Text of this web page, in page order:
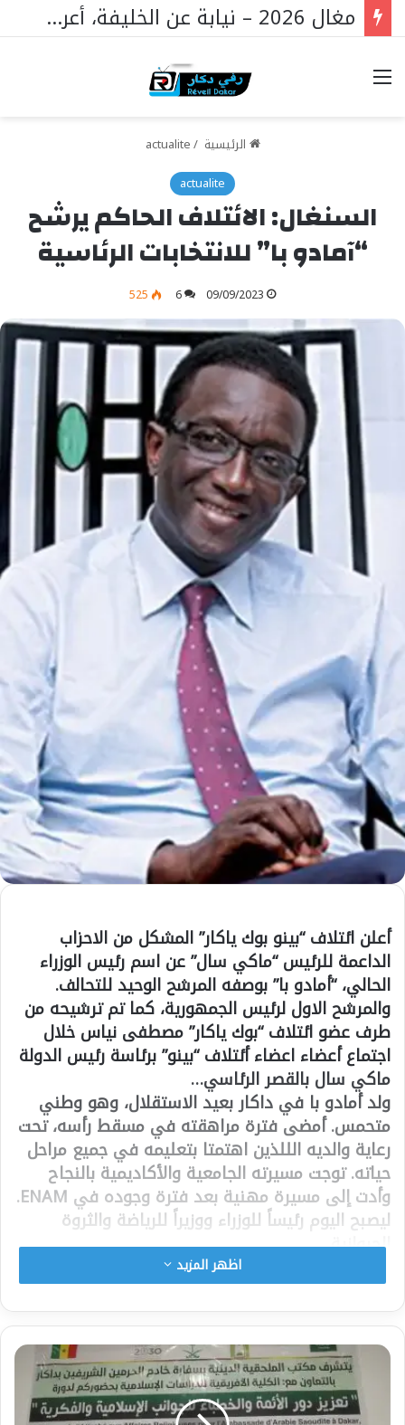
مغال 2026 – نيابة عن الخليفة، أعرب الشيخ باس عن أسفه “للعالم الذي يدمر نفسه بنفسه”، ودعا للأرواح التي فقدت في الحوادث،
خيارات
الرئيسية /
actualite
actualite
السنغال: الائتلاف الحاكم يرشح
“آمادو با” للانتخابات الرئاسية
09/09/2023
6
525
أعلن ائتلاف “بينو بوك ياكار” المشكل من الاحزاب
الداعمة للرئيس “ماكي سال” عن اسم رئيس الوزراء
الحالي، “أمادو با” بوصفه المرشح الوحيد للتحالف.
والمرشح الاول لرئيس الجمهورية، كما تم ترشيحه من
طرف عضو ائتلاف “بوك ياكار” مصطفى نياس خلال
اجتماع أعضاء اعضاء أئتلاف “بينو” برئاسة رئيس الدولة
ماكي سال بالقصر الرئاسي…
ولد أمادو با في داكار بعيد الاستقلال، وهو وطني
متحمس. أمضى فترة مراهقته في مسقط رأسه، تحت
رعاية والديه الللذين اهتمتا بتعليمه في جميع مراحل
حياته. توجت مسيرته الجامعية والأكاديمية بالنجاح
وأدت إلى مسيرة مهنية بعد فترة وجوده في ENAM.
ليصبح اليوم رئيساً للوزراء ووزيراً للرياضة والثروة
الحيوانية.
أمادو، كما يلقبه أقاربه بمودة، فقد تخرج من المدرسة
الوطنية للضرائب (ENAM) كمفتش ضرائب ومجالات،
وقد تم الاعتراف به والإعجاب به لنزاهته وشجاعته
وجديته وكفاءته. مما أكسبه ثقة السلطات العليا في
البلاد. وبعد ذلك تم تعيينه في مديرية الضرائب
والمجالات حيث حقق تقدما وإصلاحات كبيرة
استحسنها الجميع.
اظهر المزيد